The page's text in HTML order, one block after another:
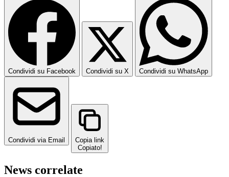
Condividi su Facebook Condividi su X Condividi su WhatsApp
Condividi via Email
Copia link
Copiato!
News correlate